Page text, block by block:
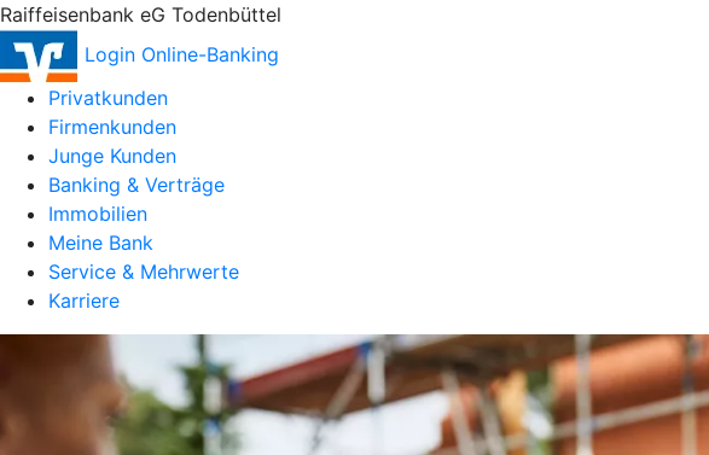
Raiffeisenbank eG Todenbüttel
Login Online-Banking
Privatkunden
Firmenkunden
Junge Kunden
Banking & Verträge
Immobilien
Meine Bank
Service & Mehrwerte
Karriere